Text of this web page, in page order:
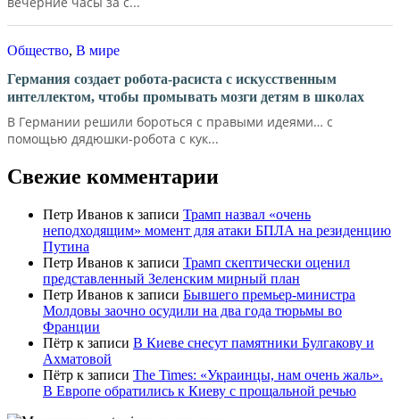
Общество, В мире
Германия создает робота-расиста с искусственным
интеллектом, чтобы промывать мозги детям в школах
В Германии решили бороться с правыми идеями… с
помощью дядюшки-робота с кук...
Свежие комментарии
Петр Иванов к записи Трамп назвал «очень
неподходящим» момент для атаки БПЛА на резиденцию
Путина
Петр Иванов к записи Трамп скептически оценил
представленный Зеленским мирный план
Петр Иванов к записи Бывшего премьер-министра
Молдовы заочно осудили на два года тюрьмы во
Франции
Пётр к записи В Киеве снесут памятники Булгакову и
Ахматовой
Пётр к записи Тhe Times: «Украинцы, нам очень жаль».
В Европе обратились к Киеву с прощальной речью